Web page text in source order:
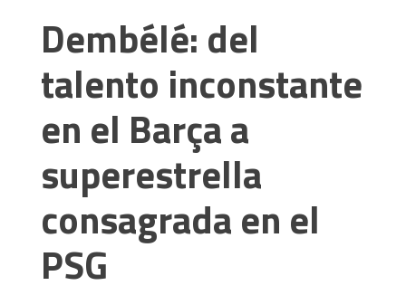
Dembélé: del
talento inconstante
en el Barça a
superestrella
consagrada en el
PSG